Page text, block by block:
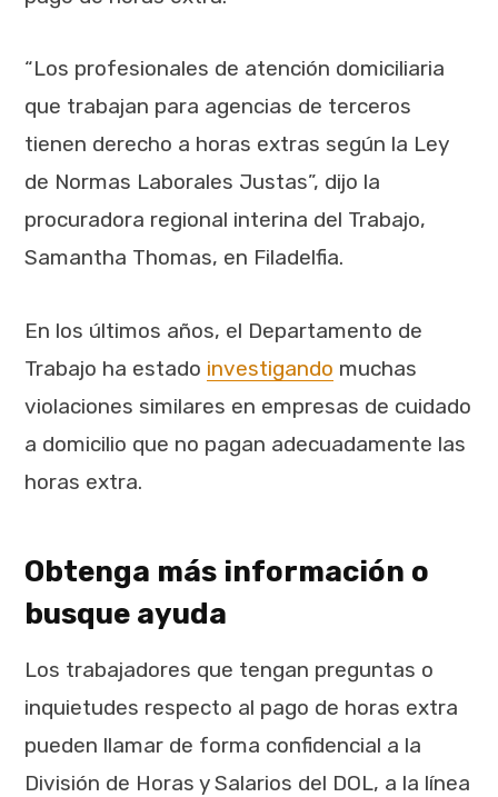
“Los profesionales de atención domiciliaria
que trabajan para agencias de terceros
tienen derecho a horas extras según la Ley
de Normas Laborales Justas”, dijo la
procuradora regional interina del Trabajo,
Samantha Thomas, en Filadelfia.
En los últimos años, el Departamento de
Trabajo ha estado investigando muchas
violaciones similares en empresas de cuidado
a domicilio que no pagan adecuadamente las
horas extra.
Obtenga más información o
busque ayuda
Los trabajadores que tengan preguntas o
inquietudes respecto al pago de horas extra
pueden llamar de forma confidencial a la
División de Horas y Salarios del DOL, a la línea